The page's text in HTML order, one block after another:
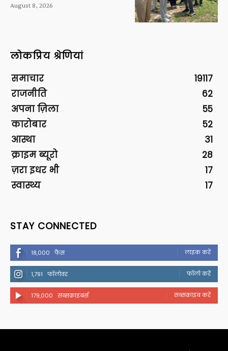
August 8, 2026
लोकप्रिय श्रेणियां
समाचार
19117
राजनीति
62
अपना ज़िला
55
कारोबार
52
आस्था
31
क्राइम ब्यूरो
28
ज़रा इधर भी
17
स्वास्थ्य
17
STAY CONNECTED
18,000 फैंस लाइक करें
1,791 फॉलोवर फॉलो करें
179,000 सब्सक्राइबर्स सब्सक्राइब करें